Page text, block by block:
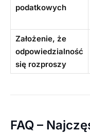
podatkowych
Założenie, że
odpowiedzialność
się rozproszy
FAQ –